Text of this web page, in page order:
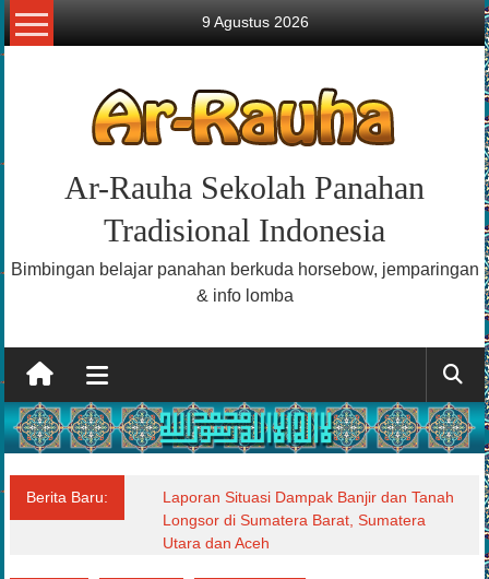
Lompat
ke
konten
9 Agustus 2026
Ar-Rauha Sekolah Panahan
Tradisional Indonesia
Bimbingan belajar panahan berkuda horsebow, jemparingan
& info lomba
Berita Baru:
Laporan Situasi Dampak Banjir dan Tanah
Longsor di Sumatera Barat, Sumatera
Utara dan Aceh